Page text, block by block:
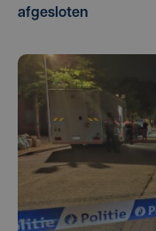
afgesloten